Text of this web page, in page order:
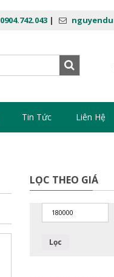
0904.742.043 |
Tin Tức Liên Hệ
LỌC THEO GIÁ
Lọc